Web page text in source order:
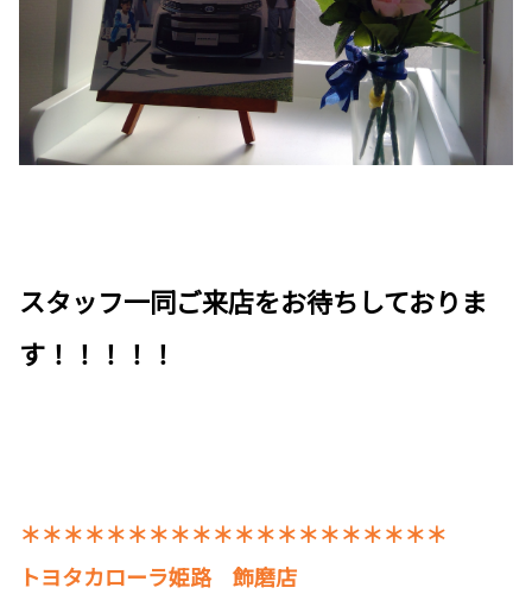
スタッフ一同ご来店をお待ちしておりま
す！！！！！
＊＊＊＊＊＊＊＊＊＊＊＊＊＊＊＊＊＊＊＊
トヨタカローラ姫路 飾磨店